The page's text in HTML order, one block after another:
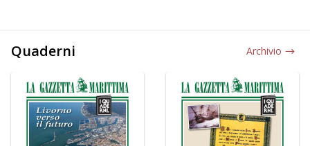
Quaderni Archivio